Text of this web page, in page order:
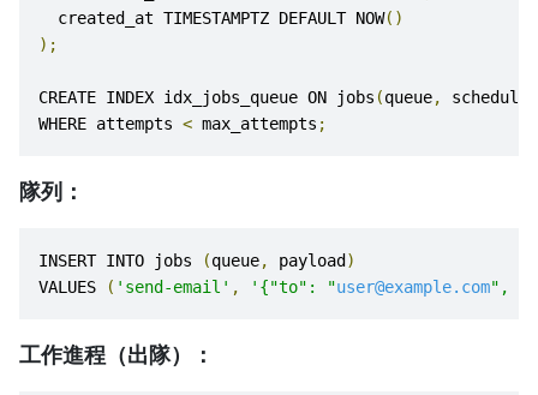
  created_at TIMESTAMPTZ DEFAULT NOW
()
);
CREATE INDEX idx_jobs_queue ON jobs (queue,
WHERE attempts < max_attempts ;
隊列：
INSERT INTO jobs (queue, payload )
VALUES
( 'send-email' , '{"to": "user@example.com",
工作進程（出隊）：